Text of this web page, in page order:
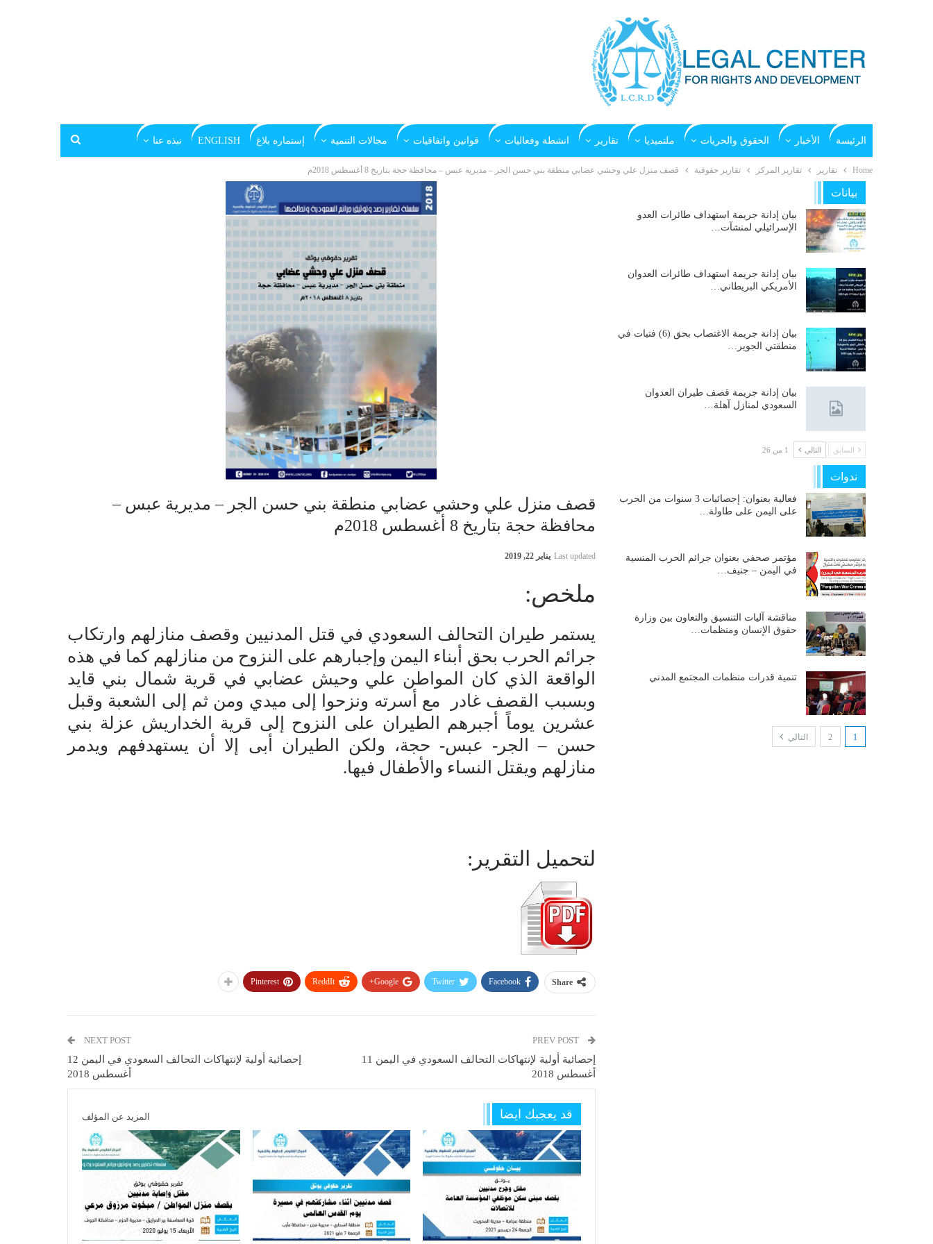
الرئيسة الأخبار الحقوق والحريات ملتميديا تقارير انشطة وفعاليات قوانين واتفاقيات مجالات التنمية إستماره بلاغ ENGLISH نبذه عنا
Home تقارير تقارير المركز تقارير حقوقية قصف منزل علي وحشي عضابي منطقة بني حسن الجر – مديرية عبس – محافظة حجة بتاريخ 8 أغسطس 2018م
قصف منزل علي وحشي عضابي منطقة بني حسن الجر – مديرية عبس –
محافظة حجة بتاريخ 8 أغسطس 2018م
Last updated يناير 22, 2019
ملخص:
يستمر طيران التحالف السعودي في قتل المدنيين وقصف منازلهم وارتكاب
جرائم الحرب بحق أبناء اليمن وإجبارهم على النزوح من منازلهم كما في هذه
الواقعة الذي كان المواطن علي وحيش عضابي في قرية شمال بني قايد
وبسبب القصف غادر مع أسرته ونزحوا إلى ميدي ومن ثم إلى الشعبة وقبل
عشرين يوماً أجبرهم الطيران على النزوح إلى قرية الخداريش عزلة بني
حسن – الجر- عبس- حجة، ولكن الطيران أبى إلا أن يستهدفهم ويدمر
منازلهم ويقتل النساء والأطفال فيها.
لتحميل التقرير:
Share
Facebook
Twitter
Google+
ReddIt
Pinterest
PREV POST
إحصائية أولية لإنتهاكات التحالف السعودي في اليمن 11
أغسطس 2018
NEXT POST
إحصائية أولية لإنتهاكات التحالف السعودي في اليمن 12
أغسطس 2018
قد يعجبك ايضا المزيد عن المؤلف
بيانات
بيان إدانة جريمة استهداف طائرات العدو
الإسرائيلي لمنشآت…
بيان إدانة جريمة استهداف طائرات العدوان
الأمريكي البريطاني…
بيان إدانة جريمة الاغتصاب بحق (6) فتيات في
منطقتي الجوير…
بيان إدانة جريمة قصف طيران العدوان
السعودي لمنازل آهلة…
السابق التالي 1 من 26
ندوات
فعالية بعنوان: إحصائيات 3 سنوات من الحرب
على اليمن على طاولة…
مؤتمر صحفي بعنوان جرائم الحرب المنسية
في اليمن – جنيف…
مناقشة آليات التنسيق والتعاون بين وزارة
حقوق الإنسان ومنظمات…
تنمية قدرات منظمات المجتمع المدني
1
2 التالي